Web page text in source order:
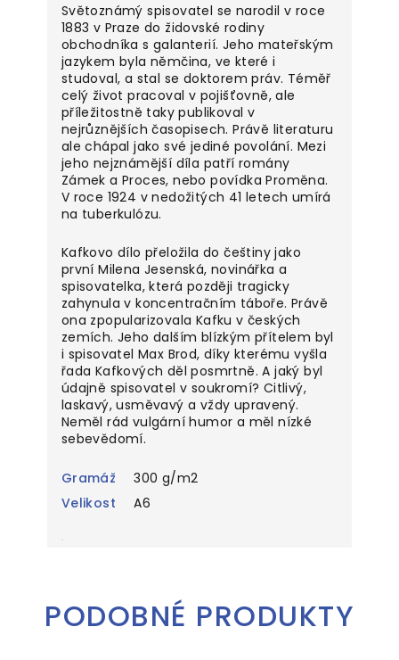
Světoznámý spisovatel se narodil v roce
1883 v Praze do židovské rodiny
obchodníka s galanterií. Jeho mateřským
jazykem byla němčina, ve které i
studoval, a stal se doktorem práv. Téměř
celý život pracoval v pojišťovně, ale
příležitostně taky publikoval v
nejrůznějších časopisech. Právě literaturu
ale chápal jako své jediné povolání. Mezi
jeho nejznámější díla patří romány
Zámek a Proces, nebo povídka Proměna.
V roce 1924 v nedožitých 41 letech umírá
na tuberkulózu.
Kafkovo dílo přeložila do češtiny jako
první Milena Jesenská, novinářka a
spisovatelka, která později tragicky
zahynula v koncentračním táboře. Právě
ona zpopularizovala Kafku v českých
zemích. Jeho dalším blízkým přítelem byl
i spisovatel Max Brod, díky kterému vyšla
řada Kafkových děl posmrtně. A jaký byl
údajně spisovatel v soukromí? Citlivý,
laskavý, usměvavý a vždy upravený.
Neměl rád vulgární humor a měl nízké
sebevědomí.
Gramáž
300 g/m2
Velikost
A6
PODOBNÉ PRODUKTY